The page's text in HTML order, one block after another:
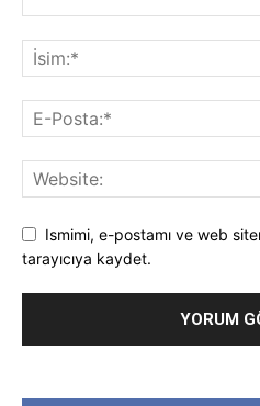
Ismimi, e-postamı ve web
tarayıcıya kaydet.